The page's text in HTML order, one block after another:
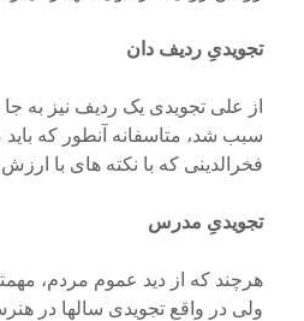
تجویدیِ ردیف دان
از علی تجویدی یک ردیف نیز به
سبب شد، متاسفانه آنطور که باید
فخرالدینی که با نکته های با
تجویدیِ مدرس
هرچند که از دید عموم مردم،
ولی در واقع تجویدی سالها در